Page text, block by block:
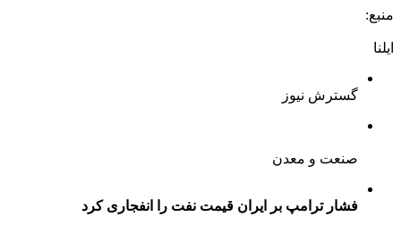
منبع:
ایلنا
گسترش نیوز
صنعت و معدن
فشار ترامپ بر ایران قیمت نفت را انفجاری کرد